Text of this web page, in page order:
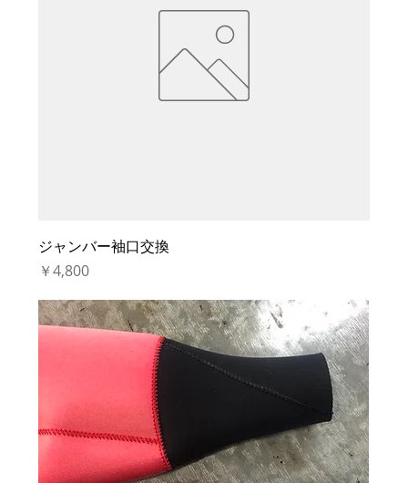
ジャンバー袖口交換
価格
￥4,800